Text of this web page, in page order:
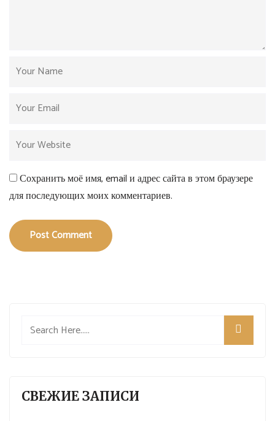
Сохранить моё имя, email и адрес сайта в этом браузере
для последующих моих комментариев.
Post Comment
СВЕЖИЕ ЗАПИСИ